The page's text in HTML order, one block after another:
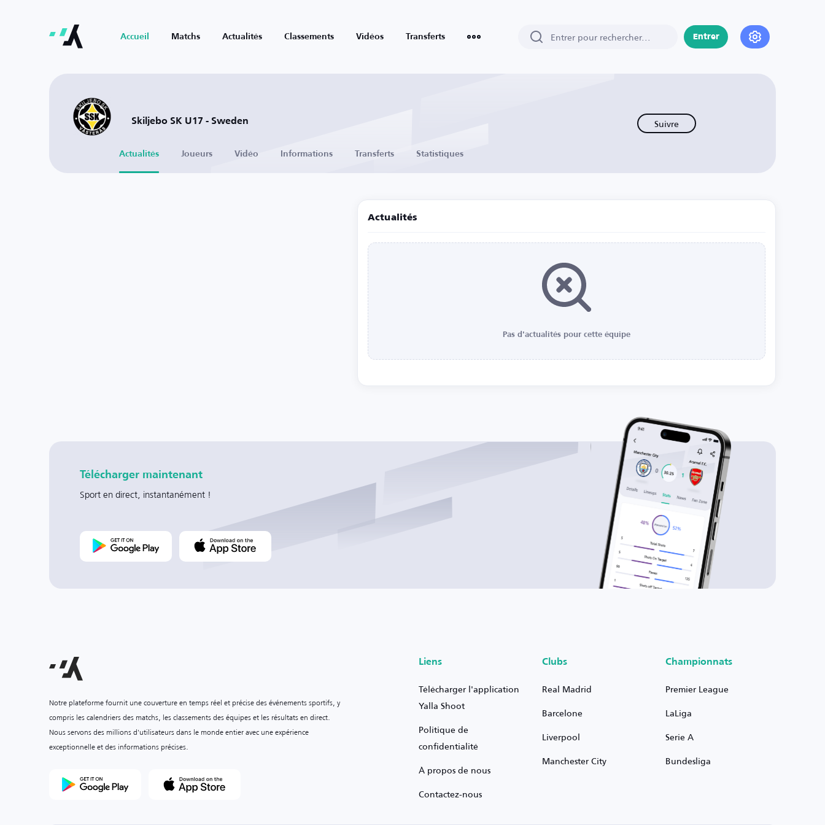
Accueil Matchs Actualités Classements Vidéos Transferts Entrer
Skiljebo SK U17 - Sweden Suivre
Actualités Joueurs Vidéo Informations Transferts Statistiques
Actualités
Pas d'actualités pour cette équipe
Télécharger maintenant
Sport en direct, instantanément !
Notre plateforme fournit une couverture en temps réel et précise des événements sportifs, y
compris les calendriers des matchs, les classements des équipes et les résultats en direct.
Nous servons des millions d'utilisateurs dans le monde entier avec une expérience
exceptionnelle et des informations précises.
Liens
Télécharger l'application
Yalla Shoot
Politique de
confidentialité
À propos de nous
Contactez-nous
Clubs
Real Madrid
Barcelone
Liverpool
Manchester City
Championnats
Premier League
LaLiga
Serie A
Bundesliga